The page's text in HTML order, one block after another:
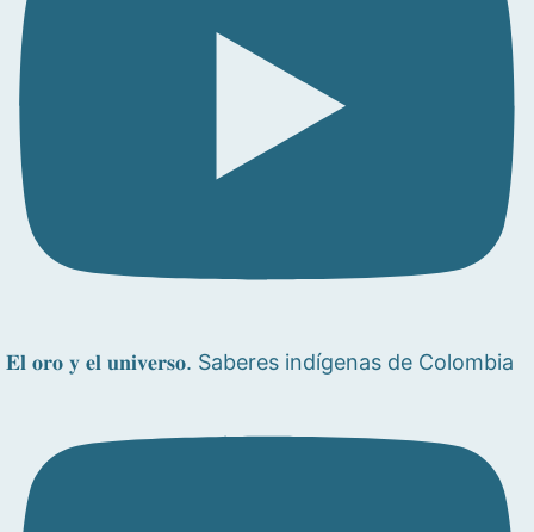
𝐄𝐥 𝐨𝐫𝐨 𝐲 𝐞𝐥 𝐮𝐧𝐢𝐯𝐞𝐫𝐬𝐨. Saberes indígenas de Colombia